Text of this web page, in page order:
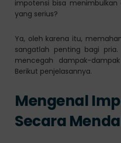
impotensi bisa
yang serius?
Ya, oleh karena itu,
sangatlah penting bagi
mencegah dampak-
Berikut penjelasannya.
Mengenal
Secara